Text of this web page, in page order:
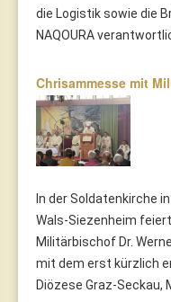
die Logistik sowie die
NAQOURA
Chrisammesse mit
In der Soldatenkirche
Wals-Siezenheim
Militärbischof Dr.
mit dem erst kürzlich
Diözese Graz-Seckau,